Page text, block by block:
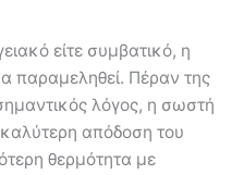
είτε συμβατικό, η
παραμεληθεί. Πέραν της
λόγος, η σωστή
απόδοση του
θερμότητα με